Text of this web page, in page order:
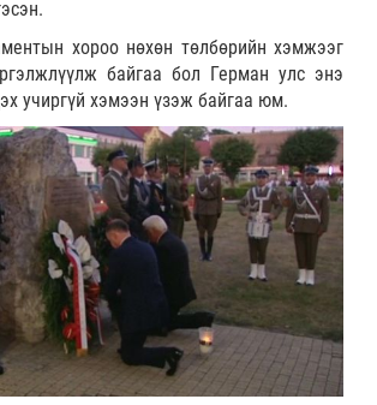
хороо нөхөн төлбөрийн хэмжээг
байгаа бол Герман улс энэ
учиргүй хэмээн үзэж байгаа юм.